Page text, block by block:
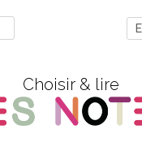
Choisir & lire